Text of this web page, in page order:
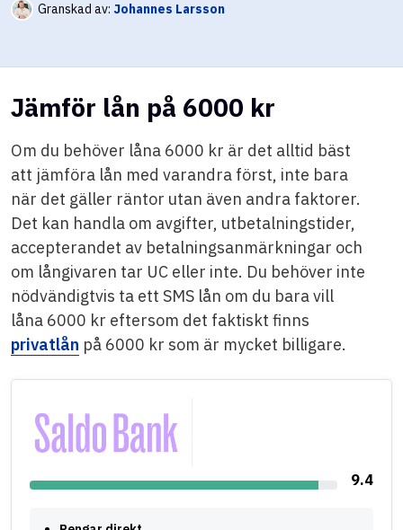
Granskad av: Johannes Larsson
Jämför lån på 6000 kr
Om du behöver låna 6000 kr är det alltid bäst
att jämföra lån med varandra först, inte bara
när det gäller räntor utan även andra faktorer.
Det kan handla om avgifter, utbetalningstider,
accepterandet av betalningsanmärkningar och
om långivaren tar UC eller inte. Du behöver inte
nödvändigtvis ta ett SMS lån om du bara vill
låna 6000 kr eftersom det faktiskt finns
privatlån på 6000 kr som är mycket billigare.
9.4